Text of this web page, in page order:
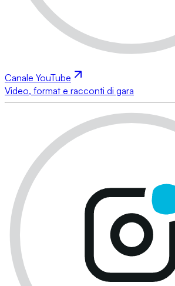
Canale YouTube
Video, format e racconti di gara